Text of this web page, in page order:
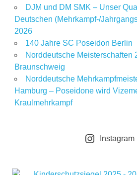
DJM und DM SMK – Unser
Deutschen (Mehrkampf-/
2026
140 Jahre SC Poseidon Berlin
Norddeutsche Meisterschaften
Braunschweig
Norddeutsche
Hamburg – Poseidone wird
Kraulmehrkampf
Instagram